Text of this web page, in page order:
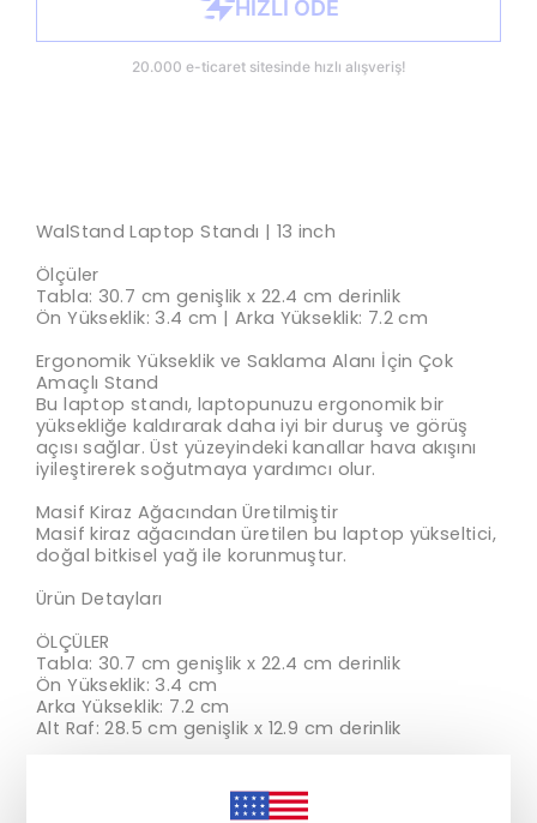
WalStand Laptop Standı | 13 inch
Ölçüler
Tabla: 30.7 cm genişlik x 22.4 cm derinlik
Ön Yükseklik: 3.4 cm | Arka Yükseklik: 7.2 cm
Ergonomik Yükseklik ve Saklama Alanı İçin Çok
Amaçlı Stand
Bu laptop standı, laptopunuzu ergonomik bir
yüksekliğe kaldırarak daha iyi bir duruş ve görüş
açısı sağlar. Üst yüzeyindeki kanallar hava akışını
iyileştirerek soğutmaya yardımcı olur.
Masif Kiraz Ağacından Üretilmiştir
Masif kiraz ağacından üretilen bu laptop yükseltici,
doğal bitkisel yağ ile korunmuştur.
Ürün Detayları
ÖLÇÜLER
Tabla: 30.7 cm genişlik x 22.4 cm derinlik
Ön Yükseklik: 3.4 cm
Arka Yükseklik: 7.2 cm
Alt Raf: 28.5 cm genişlik x 12.9 cm derinlik